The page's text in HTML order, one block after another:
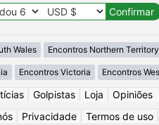
Wales Encontros Northern Territory
Encontros Victoria Encontros
Golpistas Loja
Opiniões
Privacidade Termos de uso